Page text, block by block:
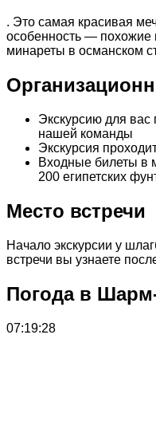
. Это самая красивая
особенность —
минареты в османском
Экскурсию для вас
нашей команды
Экскурсия
Входные билеты в
200 египетских
Место встречи
Начало экскурсии у
встречи вы узнаете
Погода в
07:19:28